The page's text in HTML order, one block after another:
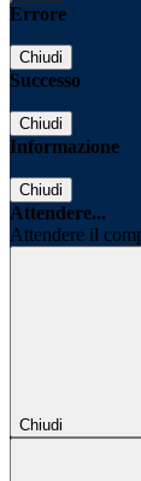
Errore
Chiudi
Successo
Chiudi
Informazione
Chiudi
Attendere...
Attendere il
Chiudi